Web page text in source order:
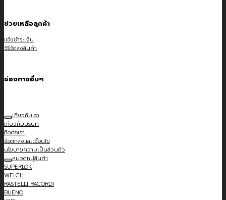
ช่วยเหลือลูกค้า
แจ้งชำระเงิน
วิธีจัดส่งสินค้า
ช่องทางอื่นๆ
เกี่ยวกับเรา
เกี่ยวกับบริษัท
ติดต่อเรา
ข้อตกลงและเงื่อนไข
นโยบายความเป็นส่วนตัว
หมวดหมู่สินค้า
SUPERLOK
WELCH
RASTELLI RACORDI
BUENO